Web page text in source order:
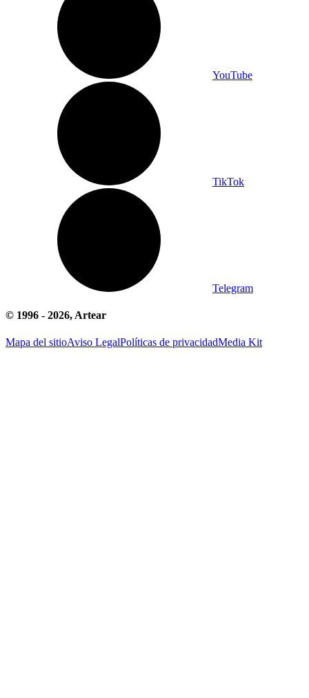
YouTube
TikTok
Telegram
© 1996 - 2026, Artear
Mapa del sitioAviso LegalPolíticas de privacidadMedia Kit